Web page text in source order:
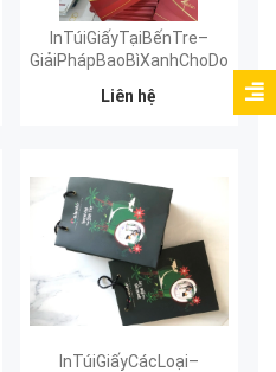
InTúiGiấyTạiBếnTre–
Liên hệ
InTúiGiấyCácLoại–